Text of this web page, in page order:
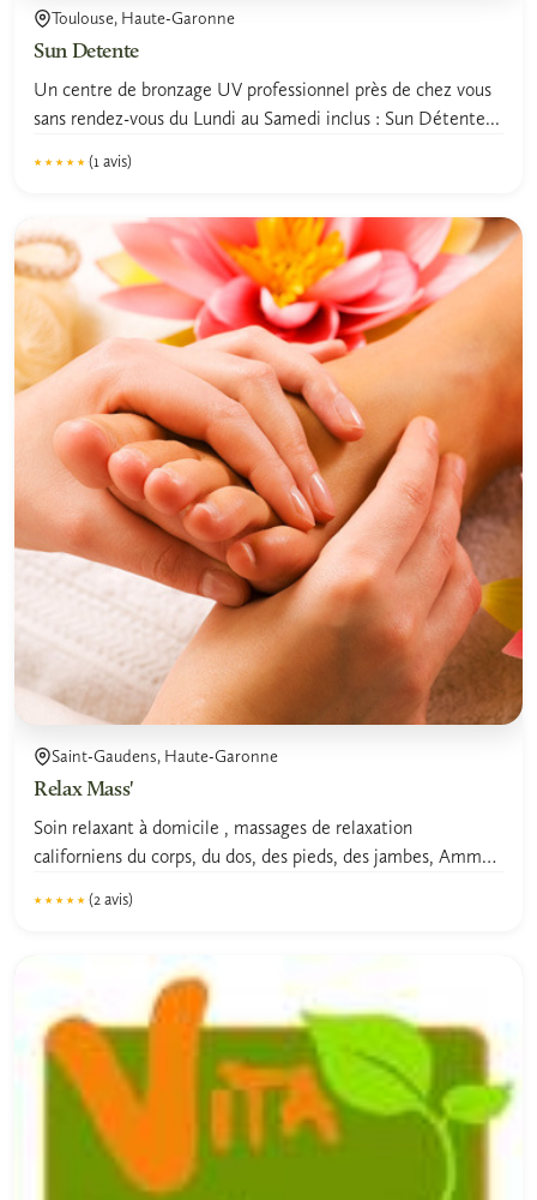
Toulouse, Haute-Garonne
Sun Detente
Un centre de bronzage UV professionnel près de chez vous
sans rendez-vous du Lundi au Samedi inclus : Sun Détente...
★★★★★
★★★★★ (1 avis)
Saint-Gaudens, Haute-Garonne
Relax Mass'
Soin relaxant à domicile , massages de relaxation
californiens du corps, du dos, des pieds, des jambes, Amma
★★★★★
★★★★★ (2 avis)